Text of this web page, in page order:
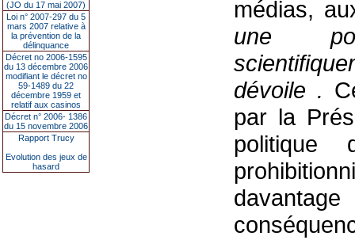
(JO du 17 mai 2007)
Loi n° 2007-297 du 5
mars 2007 relative à
la prévention de la
délinquance
Décret no 2006-1595
du 13 décembre 2006
modifiant le décret no
59-1489 du 22
décembre 1959 et
relatif aux casinos
Décret n° 2006- 1386
du 15 novembre 2006
Rapport Trucy
Evolution des jeux de
hasard
médias,
une
dévoile .
par la